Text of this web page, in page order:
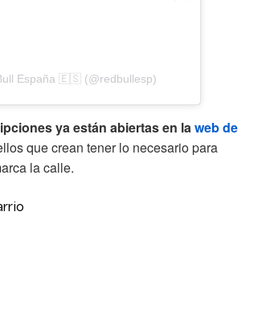
España 🇪🇸 (@redbullesp)
ya están abiertas en laweb de
que crean tener lo necesario para
la calle.